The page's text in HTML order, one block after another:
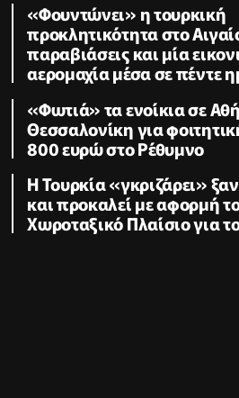
«Φουντώνει» η τουρκική
προκλητικότητα στο
παραβιάσεις και μία
αερομαχία μέσα σε πέντε
«Φωτιά» τα ενοίκια σε
Θεσσαλονίκη για
800 ευρώ στο Ρέθυμνο
Η Τουρκία «γκριζάρει»
και προκαλεί με αφορμή
Χωροταξικό Πλαίσιο για